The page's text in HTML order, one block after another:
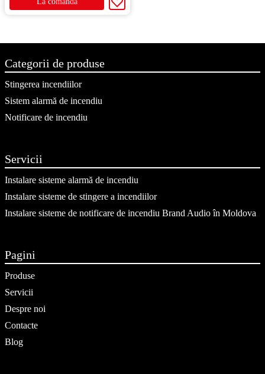
Categorii de produse
Stingerea incendiilor
Sistem alarmă de incendiu
Notificare de incendiu
Servicii
Instalare sisteme alarmă de incendiu
Instalare sisteme de stingere a incendiilor
Instalare sisteme de notificare de incendiu Brand Audio în Moldova
Pagini
Produse
Servicii
Despre noi
Contacte
Blog